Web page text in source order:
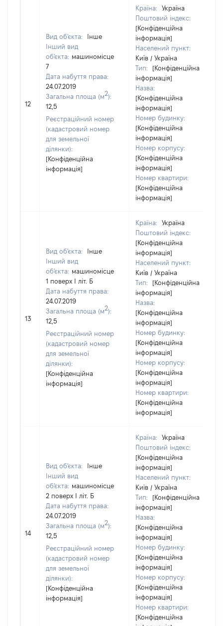
12
Вид об'єкта:
Інше
Інший вид
об'єкта: машиномісце
7
Дата набуття права:
24.07.2019
Загальна площа (м2):
12,5
Реєстраційний номер
(кадастровий номер
для земельної
ділянки):
[Конфіденційна
інформація]
Країна:
Україна
Поштовий індекс:
[Конфіденційна
інформація]
Населений пункт:
Київ / Україна
Тип:
[Конфіденційна
інформація]
Назва:
[Конфіденційна
інформація]
Номер будинку:
[Конфіденційна
інформація]
Номер корпусу:
[Конфіденційна
інформація]
Номер квартири:
[Конфіденційна
інформація]
13
Вид об'єкта:
Інше
Інший вид
об'єкта: машиномісце
1 поверх І літ. Б
Дата набуття права:
24.07.2019
Загальна площа (м2):
12,5
Реєстраційний номер
(кадастровий номер
для земельної
ділянки):
[Конфіденційна
інформація]
Країна:
Україна
Поштовий індекс:
[Конфіденційна
інформація]
Населений пункт:
Київ / Україна
Тип:
[Конфіденційна
інформація]
Назва:
[Конфіденційна
інформація]
Номер будинку:
[Конфіденційна
інформація]
Номер корпусу:
[Конфіденційна
інформація]
Номер квартири:
[Конфіденційна
інформація]
14
Вид об'єкта:
Інше
Інший вид
об'єкта: машиномісце
2 поверх І літ. Б
Дата набуття права:
24.07.2019
Загальна площа (м2):
12,5
Реєстраційний номер
(кадастровий номер
для земельної
ділянки):
[Конфіденційна
інформація]
Країна:
Україна
Поштовий індекс:
[Конфіденційна
інформація]
Населений пункт:
Київ / Україна
Тип:
[Конфіденційна
інформація]
Назва:
[Конфіденційна
інформація]
Номер будинку:
[Конфіденційна
інформація]
Номер корпусу:
[Конфіденційна
інформація]
Номер квартири:
[Конфіденційна